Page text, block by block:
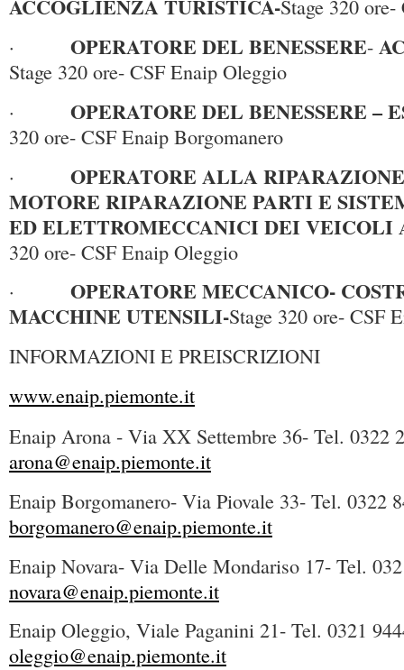
ACCOGLIENZA TURISTICA-Stage 320
· OPERATORE DEL BENESSERE-
Stage 320 ore- CSF Enaip Oleggio
· OPERATORE DEL BENESSERE –
320 ore- CSF Enaip Borgomanero
· OPERATORE ALLA
MOTORE RIPARAZIONE PARTI E
ED ELETTROMECCANICI DEI VEICOLI
320 ore- CSF Enaip Oleggio
· OPERATORE MECCANICO-
MACCHINE UTENSILI-Stage 320 ore- CSF
INFORMAZIONI E PREISCRIZIONI
www.enaip.piemonte.it
Enaip Arona - Via XX Settembre 36- Tel. 0322
arona@enaip.piemonte.it
Enaip Borgomanero- Via Piovale 33- Tel. 0322
borgomanero@enaip.piemonte.it
Enaip Novara- Via Delle Mondariso 17- Tel.
novara@enaip.piemonte.it
Enaip Oleggio, Viale Paganini 21- Tel. 0321
oleggio@enaip.piemonte.it